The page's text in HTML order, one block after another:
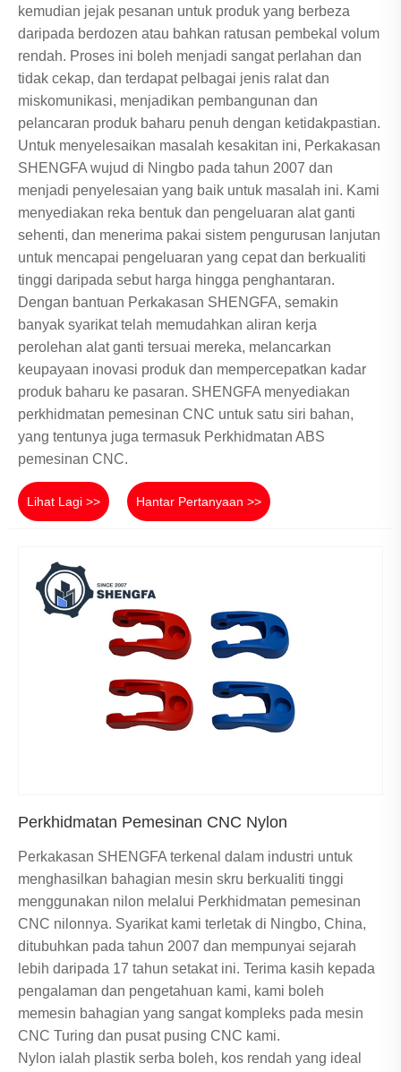
kemudian jejak pesanan untuk produk yang berbeza
daripada berdozen atau bahkan ratusan pembekal volum
rendah. Proses ini boleh menjadi sangat perlahan dan
tidak cekap, dan terdapat pelbagai jenis ralat dan
miskomunikasi, menjadikan pembangunan dan
pelancaran produk baharu penuh dengan ketidakpastian.
Untuk menyelesaikan masalah kesakitan ini, Perkakasan
SHENGFA wujud di Ningbo pada tahun 2007 dan
menjadi penyelesaian yang baik untuk masalah ini. Kami
menyediakan reka bentuk dan pengeluaran alat ganti
sehenti, dan menerima pakai sistem pengurusan lanjutan
untuk mencapai pengeluaran yang cepat dan berkualiti
tinggi daripada sebut harga hingga penghantaran.
Dengan bantuan Perkakasan SHENGFA, semakin
banyak syarikat telah memudahkan aliran kerja
perolehan alat ganti tersuai mereka, melancarkan
keupayaan inovasi produk dan mempercepatkan kadar
produk baharu ke pasaran. SHENGFA menyediakan
perkhidmatan pemesinan CNC untuk satu siri bahan,
yang tentunya juga termasuk Perkhidmatan ABS
pemesinan CNC.
Lihat Lagi >> Hantar Pertanyaan >>
Perkhidmatan Pemesinan CNC Nylon
Perkakasan SHENGFA terkenal dalam industri untuk
menghasilkan bahagian mesin skru berkualiti tinggi
menggunakan nilon melalui Perkhidmatan pemesinan
CNC nilonnya. Syarikat kami terletak di Ningbo, China,
ditubuhkan pada tahun 2007 dan mempunyai sejarah
lebih daripada 17 tahun setakat ini. Terima kasih kepada
pengalaman dan pengetahuan kami, kami boleh
memesin bahagian yang sangat kompleks pada mesin
CNC Turing dan pusat pusing CNC kami.
Nylon ialah plastik serba boleh, kos rendah yang ideal